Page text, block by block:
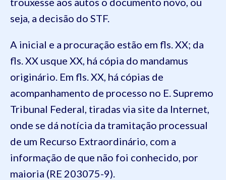
seja, a decisão do STF.
A inicial e a procuração estão em fls. XX; da
fls. XX usque XX, há cópia do mandamus
originário. Em fls. XX, há cópias de
acompanhamento de processo no E. Supremo
Tribunal Federal, tiradas via site da Internet,
onde se dá notícia da tramitação processual
de um Recurso Extraordinário, com a
informação de que não foi conhecido, por
maioria (RE 203075-9).